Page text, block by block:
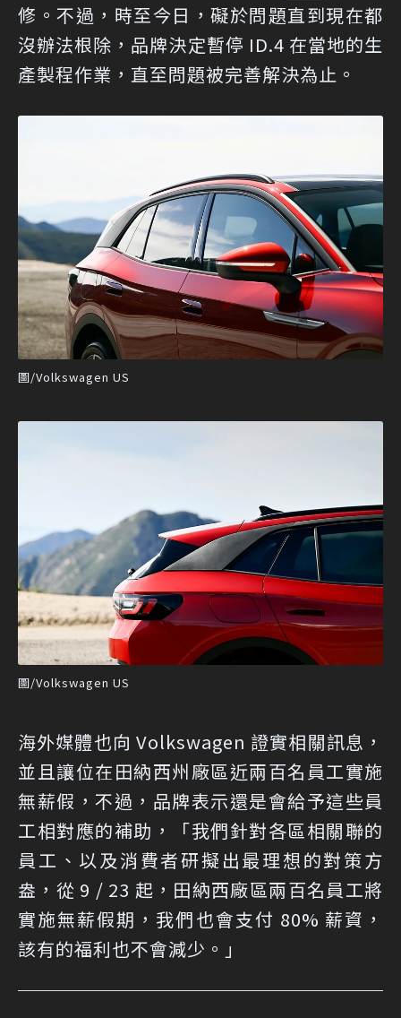
修。不過，時至今日，礙於問題直到現在都
沒辦法根除，品牌決定暫停 ID.4 在當地的生
產製程作業，直至問題被完善解決為止。
圖/Volkswagen US
圖/Volkswagen US
海外媒體也向 Volkswagen 證實相關訊息，
並且讓位在田納西州廠區近兩百名員工實施
無薪假，不過，品牌表示還是會給予這些員
工相對應的補助，「我們針對各區相關聯的
員工、以及消費者研擬出最理想的對策方
盎，從 9 / 23 起，田納西廠區兩百名員工將
實施無薪假期，我們也會支付 80% 薪資，
該有的福利也不會減少。」